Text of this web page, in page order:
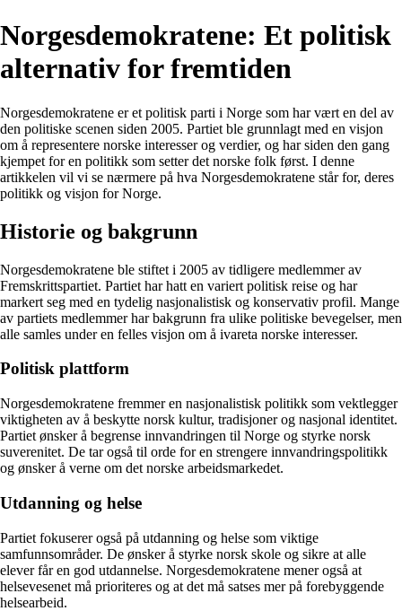
Norgesdemokratene: Et politisk
alternativ for fremtiden
Norgesdemokratene er et politisk parti i Norge som har vært en del av
den politiske scenen siden 2005. Partiet ble grunnlagt med en visjon
om å representere norske interesser og verdier, og har siden den gang
kjempet for en politikk som setter det norske folk først. I denne
artikkelen vil vi se nærmere på hva Norgesdemokratene står for, deres
politikk og visjon for Norge.
Historie og bakgrunn
Norgesdemokratene ble stiftet i 2005 av tidligere medlemmer av
Fremskrittspartiet. Partiet har hatt en variert politisk reise og har
markert seg med en tydelig nasjonalistisk og konservativ profil. Mange
av partiets medlemmer har bakgrunn fra ulike politiske bevegelser, men
alle samles under en felles visjon om å ivareta norske interesser.
Politisk plattform
Norgesdemokratene fremmer en nasjonalistisk politikk som vektlegger
viktigheten av å beskytte norsk kultur, tradisjoner og nasjonal identitet.
Partiet ønsker å begrense innvandringen til Norge og styrke norsk
suverenitet. De tar også til orde for en strengere innvandringspolitikk
og ønsker å verne om det norske arbeidsmarkedet.
Utdanning og helse
Partiet fokuserer også på utdanning og helse som viktige
samfunnsområder. De ønsker å styrke norsk skole og sikre at alle
elever får en god utdannelse. Norgesdemokratene mener også at
helsevesenet må prioriteres og at det må satses mer på forebyggende
helsearbeid.